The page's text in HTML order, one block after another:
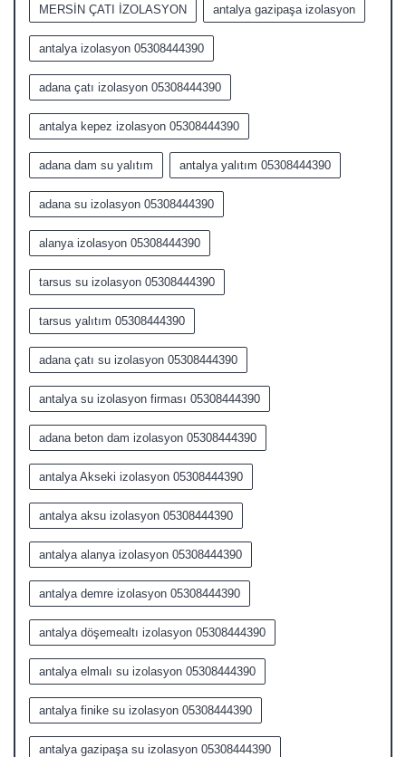
MERSİN ÇATI İZOLASYON antalya gazipaşa izolasyon
antalya izolasyon 05308444390
adana çatı izolasyon 05308444390
antalya kepez izolasyon 05308444390
adana dam su yalıtım antalya yalıtım 05308444390
adana su izolasyon 05308444390
alanya izolasyon 05308444390
tarsus su izolasyon 05308444390
tarsus yalıtım 05308444390
adana çatı su izolasyon 05308444390
antalya su izolasyon firması 05308444390
adana beton dam izolasyon 05308444390
antalya Akseki izolasyon 05308444390
antalya aksu izolasyon 05308444390
antalya alanya izolasyon 05308444390
antalya demre izolasyon 05308444390
antalya döşemealtı izolasyon 05308444390
antalya elmalı su izolasyon 05308444390
antalya finike su izolasyon 05308444390
antalya gazipaşa su izolasyon 05308444390